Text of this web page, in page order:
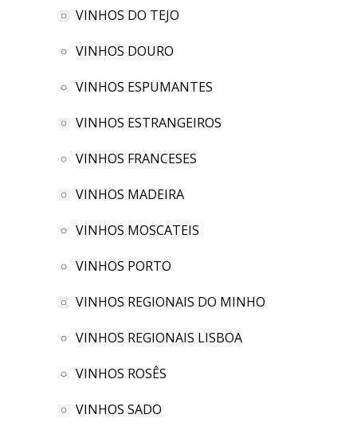
VINHOS DO TEJO
VINHOS DOURO
VINHOS ESPUMANTES
VINHOS ESTRANGEIROS
VINHOS FRANCESES
VINHOS MADEIRA
VINHOS MOSCATEIS
VINHOS PORTO
VINHOS REGIONAIS DO MINHO
VINHOS REGIONAIS LISBOA
VINHOS ROSÊS
VINHOS SADO